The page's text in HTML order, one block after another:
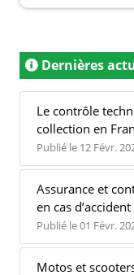
Dernières
Le contrôle
collection en
Publié le 12 Févr.
Assurance et
en cas d’accident
Publié le 01 Févr.
Motos et